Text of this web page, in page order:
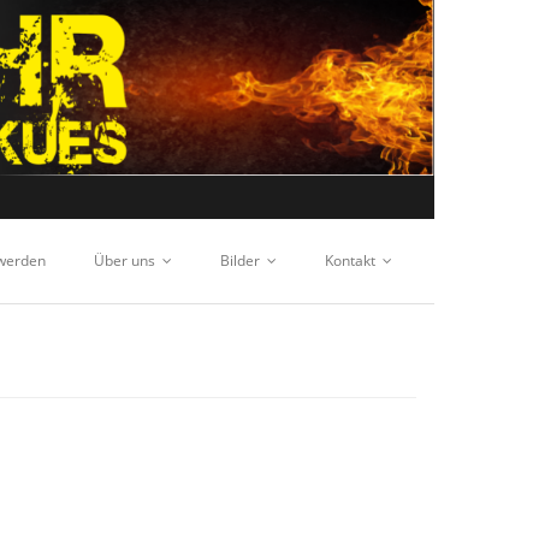
Über uns Bilder Kontakt